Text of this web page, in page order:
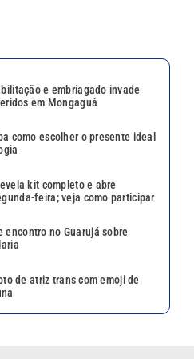
e embriagado invade
em Mongaguá
como escolher o presente ideal
kit completo e abre
feira; veja como participar
encontro no Guarujá sobre
de atriz trans com emoji de